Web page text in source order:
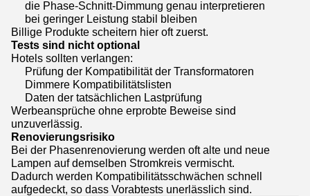
die Phase-Schnitt-Dimmung genau interpretieren
bei geringer Leistung stabil bleiben
Billige Produkte scheitern hier oft zuerst.
Tests sind nicht optional
Hotels sollten verlangen:
Prüfung der Kompatibilität der Transformatoren
Dimmere Kompatibilitätslisten
Daten der tatsächlichen Lastprüfung
Werbeansprüche ohne erprobte Beweise sind
unzuverlässig.
Renovierungsrisiko
Bei der Phasenrenovierung werden oft alte und neue
Lampen auf demselben Stromkreis vermischt.
Dadurch werden Kompatibilitätsschwächen schnell
aufgedeckt, so dass Vorabtests unerlässlich sind.